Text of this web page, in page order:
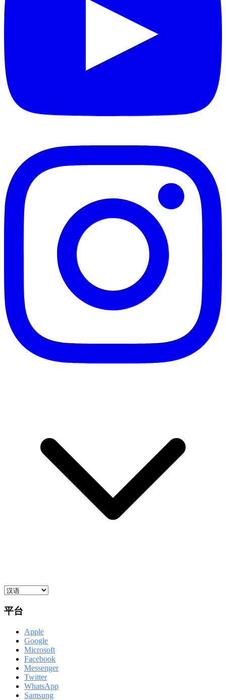
平台
Apple
Google
Microsoft
Facebook
Messenger
Twitter
WhatsApp
Samsung